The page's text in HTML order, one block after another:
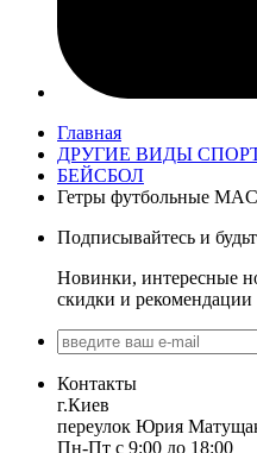
Главная
ДРУГИЕ ВИДЫ
БЕЙСБОЛ
Гетры футбольные
Подписывайтесь и
Новинки, интересные
скидки и рекомендации
Контакты
г.Киев
переулок Юрия
Пн-Пт с 9:00 до 18:00